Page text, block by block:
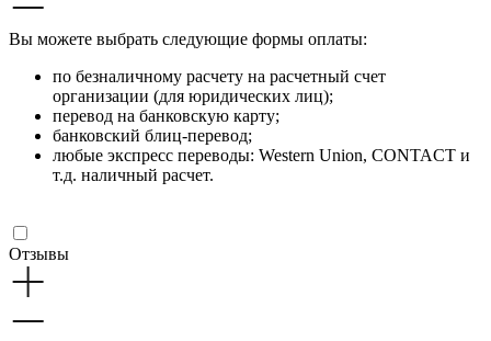
Вы можете выбрать следующие формы оплаты:
по безналичному расчету на расчетный счет
организации (для юридических лиц);
перевод на банковскую карту;
банковский блиц-перевод;
любые экспресс переводы: Western Union, CONTACT и
т.д. наличный расчет.
Отзывы